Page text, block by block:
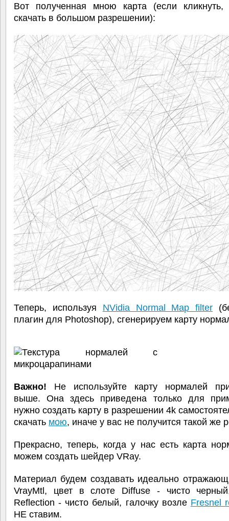
Вот полученная мною карта (если
скачать в большом разрешении):
Теперь, используя NVidia Normal Map filter
плагин для Photoshop), сгенерируем карту
Важно! Не используйте карту нормалей
выше. Она здесь приведена только для
нужно создать карту в разрешении 4k
скачать мою, иначе у вас не получится такой же
Прекрасно, теперь, когда у нас есть карта
можем создать шейдер VRay.
Материал будем создавать идеально
VrayMtl, цвет в слоте Diffuse - чисто
Reflection - чисто белый, галочку возле Fresnel
НЕ ставим.